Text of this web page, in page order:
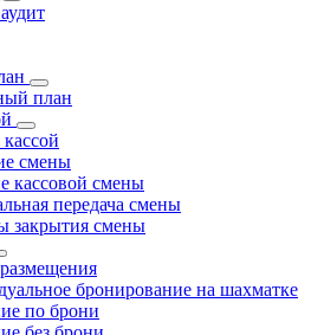
план
кассой
смены
кассовой смены
передача смены
закрытия смены
бронирование на шахматке
по брони